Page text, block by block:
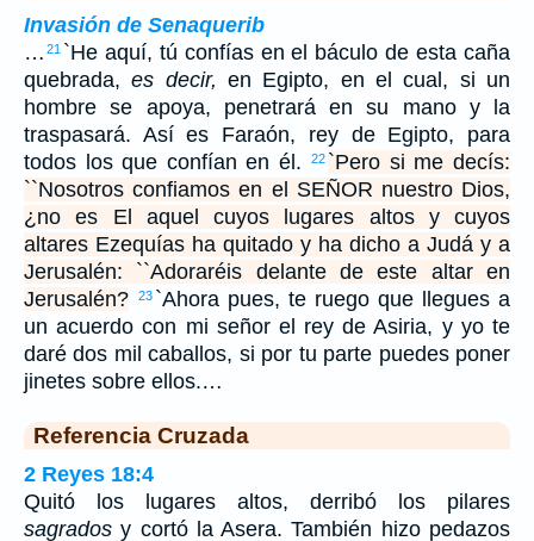
Invasión de Senaquerib
… 21 `He aquí, tú confías en el báculo de esta caña
quebrada,es decir, en Egipto, en el cual, si un
hombre se apoya, penetrará en su mano y la
traspasará. Así es Faraón, rey de Egipto, para
todos los que confían en él.
22 `Pero si me decís:
``Nosotros confiamos en el SEÑOR nuestro Dios,
¿no es El aquel cuyos lugares altos y cuyos
altares Ezequías ha quitado y ha dicho a Judá y a
Jerusalén: ``Adoraréis delante de este altar en
Jerusalén?
23 `Ahora pues, te ruego que llegues a
un acuerdo con mi señor el rey de Asiria, y yo te
daré dos mil caballos, si por tu parte puedes poner
jinetes sobre ellos.…
Referencia Cruzada
2 Reyes 18:4
Quitó los lugares altos, derribó los pilares
sagrados y cortó la Asera. También hizo pedazos